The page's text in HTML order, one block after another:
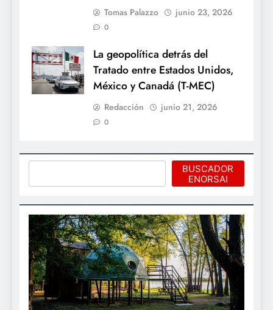
Tomas Palazzo junio 23, 2026
0
La geopolítica detrás del
Tratado entre Estados Unidos,
México y Canadá (T-MEC)
Redacción junio 21, 2026
0
BUSCADOR
ENORSAI